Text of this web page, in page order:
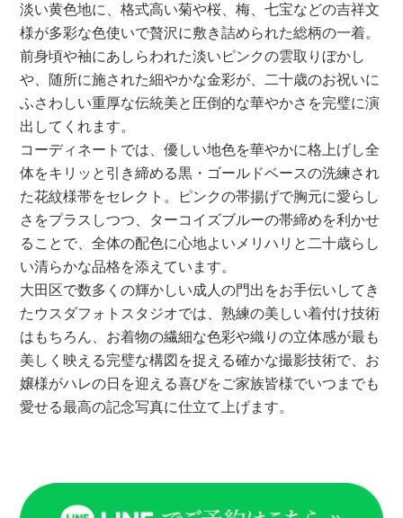
淡い黄色地に、格式高い菊や桜、梅、七宝などの吉祥文
様が多彩な色使いで贅沢に敷き詰められた総柄の一着。
前身頃や袖にあしらわれた淡いピンクの雲取りぼかし
や、随所に施された細やかな金彩が、二十歳のお祝いに
ふさわしい重厚な伝統美と圧倒的な華やかさを完璧に演
出してくれます。
コーディネートでは、優しい地色を華やかに格上げし全
体をキリッと引き締める黒・ゴールドベースの洗練され
た花紋様帯をセレクト。ピンクの帯揚げで胸元に愛らし
さをプラスしつつ、ターコイズブルーの帯締めを利かせ
ることで、全体の配色に心地よいメリハリと二十歳らし
い清らかな品格を添えています。
大田区で数多くの輝かしい成人の門出をお手伝いしてき
たウスダフォトスタジオでは、熟練の美しい着付け技術
はもちろん、お着物の繊細な色彩や織りの立体感が最も
美しく映える完璧な構図を捉える確かな撮影技術で、お
嬢様がハレの日を迎える喜びをご家族皆様でいつまでも
愛せる最高の記念写真に仕立て上げます。